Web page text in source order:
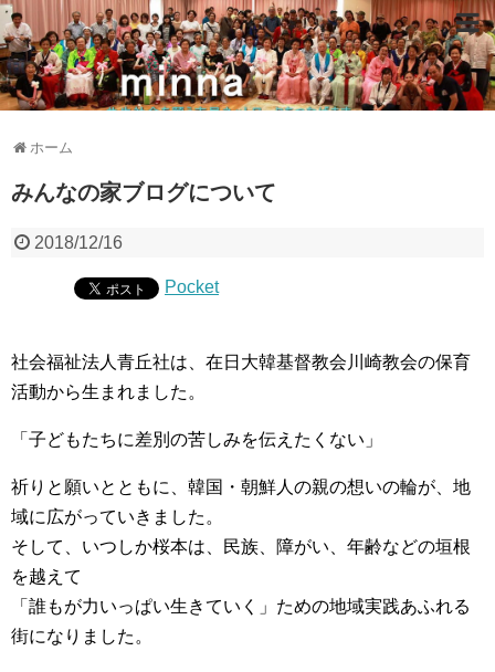
ホーム
みんなの家ブログについて
2018/12/16
Pocket
社会福祉法人青丘社は、在日大韓基督教会川崎教会の保育
活動から生まれました。
「子どもたちに差別の苦しみを伝えたくない」
祈りと願いとともに、韓国・朝鮮人の親の想いの輪が、地
域に広がっていきました。
そして、いつしか桜本は、民族、障がい、年齢などの垣根
を越えて
「誰もが力いっぱい生きていく」ための地域実践あふれる
街になりました。